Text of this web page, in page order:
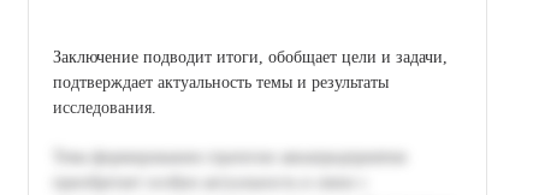
Заключение подводит итоги, обобщает цели и задачи,
подтверждает актуальность темы и результаты
исследования.